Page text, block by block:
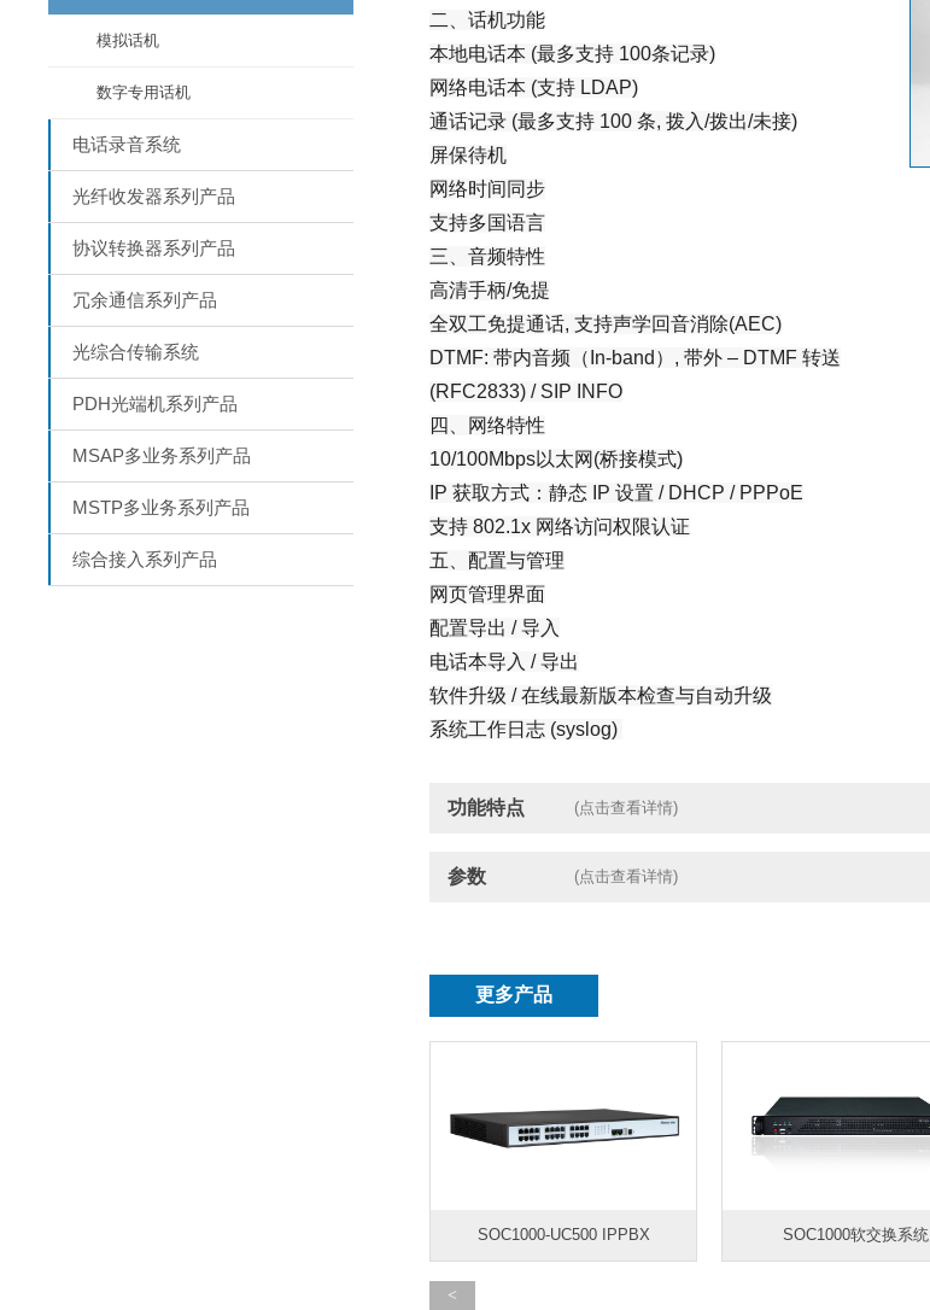
模拟话机
数字专用话机
电话录音系统
光纤收发器系列产品
协议转换器系列产品
冗余通信系列产品
光综合传输系统
PDH光端机系列产品
MSAP多业务系列产品
MSTP多业务系列产品
综合接入系列产品
二、话机功能
本地电话本 (最多支持 100条记录)
网络电话本 (支持 LDAP)
通话记录 (最多支持 100 条, 拨入/拨出/未接)
屏保待机
网络时间同步
支持多国语言
三、音频特性
高清手柄/免提
全双工免提通话, 支持声学回音消除(AEC)
DTMF: 带内音频（In-band）, 带外 – DTMF 转送
(RFC2833) / SIP INFO
四、网络特性
10/100Mbps以太网(桥接模式)
IP 获取方式：静态 IP 设置 / DHCP / PPPoE
支持 802.1x 网络访问权限认证
五、配置与管理
网页管理界面
配置导出 / 导入
电话本导入 / 导出
软件升级 / 在线最新版本检查与自动升级
系统工作日志 (syslog)
功能特点 (点击查看详情)
参数 (点击查看详情)
更多产品
SOC1000-UC500 IPPBX SOC1000软交换系统